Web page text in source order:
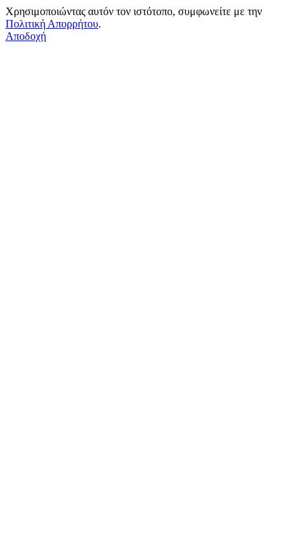
Χρησιμοποιώντας αυτόν τον ιστότοπο, συμφωνείτε με την
Πολιτική Απορρήτου.
Αποδοχή